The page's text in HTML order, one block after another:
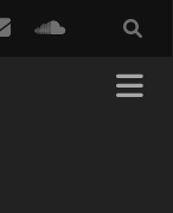
email